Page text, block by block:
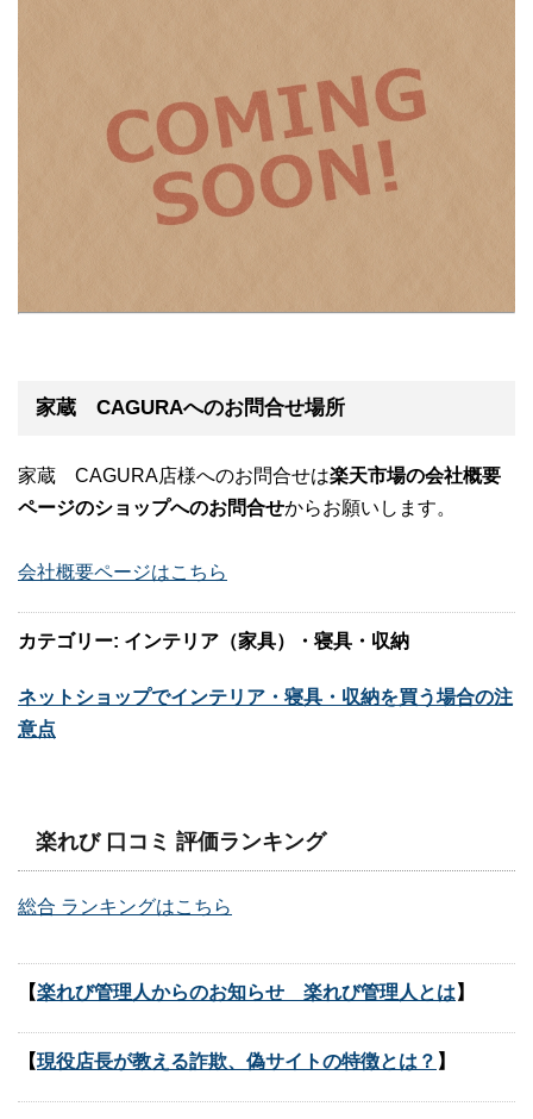
家蔵 CAGURAへのお問合せ場所
家蔵 CAGURA店様へのお問合せは楽天市場の会社概要
ページのショップへのお問合せからお願いします。
会社概要ページはこちら
カテゴリー: インテリア（家具）・寝具・収納
ネットショップでインテリア・寝具・収納を買う場合の注
意点
楽れび 口コミ 評価ランキング
総合 ランキングはこちら
【楽れび管理人からのお知らせ 楽れび管理人とは 】
【現役店長が教える詐欺、偽サイトの特徴とは？ 】